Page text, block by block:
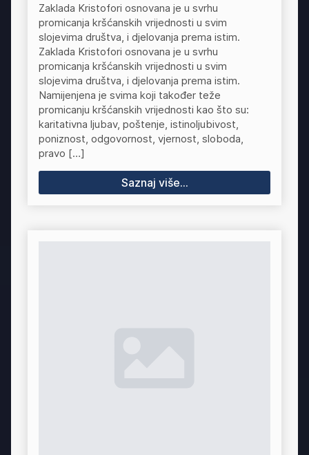
Zaklada Kristofori osnovana je u svrhu
promicanja kršćanskih vrijednosti u svim
slojevima društva, i djelovanja prema istim.
Zaklada Kristofori osnovana je u svrhu
promicanja kršćanskih vrijednosti u svim
slojevima društva, i djelovanja prema istim.
Namijenjena je svima koji također teže
promicanju kršćanskih vrijednosti kao što su:
karitativna ljubav, poštenje, istinoljubivost,
poniznost, odgovornost, vjernost, sloboda,
pravo […]
Saznaj više...